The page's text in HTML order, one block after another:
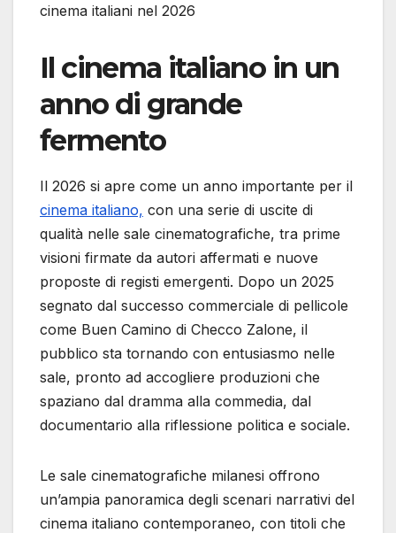
cinema italiani nel 2026
Il cinema italiano in un
anno di grande
fermento
Il 2026 si apre come un anno importante per il
cinema italiano, con una serie di uscite di
qualità nelle sale cinematografiche, tra prime
visioni firmate da autori affermati e nuove
proposte di registi emergenti. Dopo un 2025
segnato dal successo commerciale di pellicole
come Buen Camino di Checco Zalone, il
pubblico sta tornando con entusiasmo nelle
sale, pronto ad accogliere produzioni che
spaziano dal dramma alla commedia, dal
documentario alla riflessione politica e sociale.
Le sale cinematografiche milanesi offrono
un’ampia panoramica degli scenari narrativi del
cinema italiano contemporaneo, con titoli che